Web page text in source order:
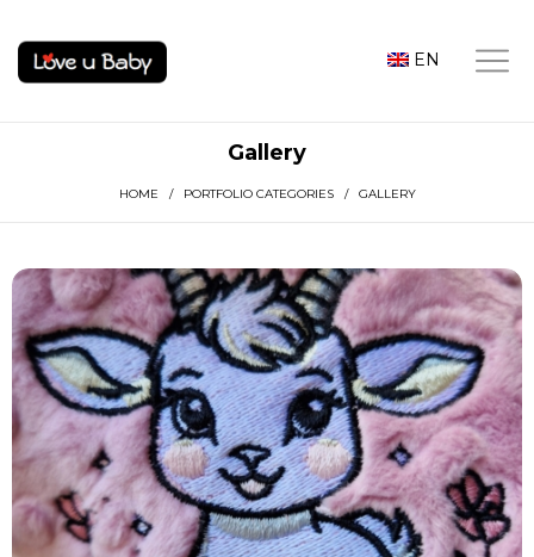
EN
Gallery
HOME / PORTFOLIO CATEGORIES / GALLERY
DUSTY ROSE